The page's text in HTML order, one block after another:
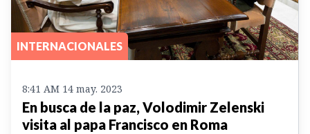
INTERNACIONALES
8:41 AM 14 may. 2023
En busca de la paz, Volodimir Zelenski
visita al papa Francisco en Roma